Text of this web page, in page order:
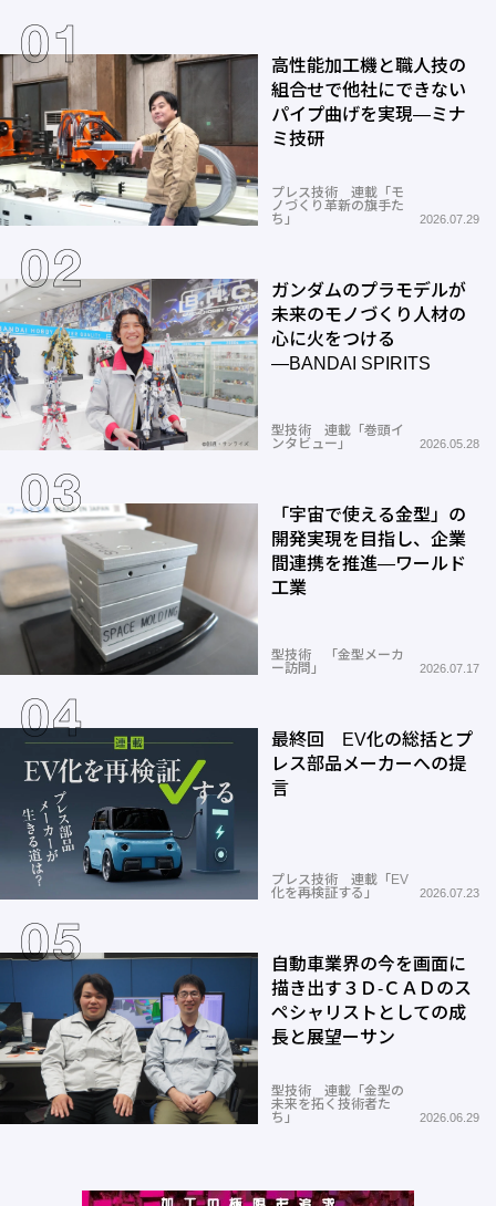
高性能加工機と職人技の
組合せで他社にできない
パイプ曲げを実現―ミナ
ミ技研
プレス技術 連載「モ
ノづくり革新の旗手た
ち」
2026.07.29
ガンダムのプラモデルが
未来のモノづくり人材の
心に火をつける
―BANDAI SPIRITS
型技術 連載「巻頭イ
ンタビュー」
2026.05.28
「宇宙で使える金型」の
開発実現を目指し、企業
間連携を推進―ワールド
工業
型技術 「金型メーカ
ー訪問」
2026.07.17
最終回 EV化の総括とプ
レス部品メーカーへの提
言
プレス技術 連載「EV
化を再検証する」
2026.07.23
自動車業界の今を画面に
描き出す３Ｄ-ＣＡＤのス
ペシャリストとしての成
長と展望ーサン
型技術 連載「金型の
未来を拓く技術者た
ち」
2026.06.29